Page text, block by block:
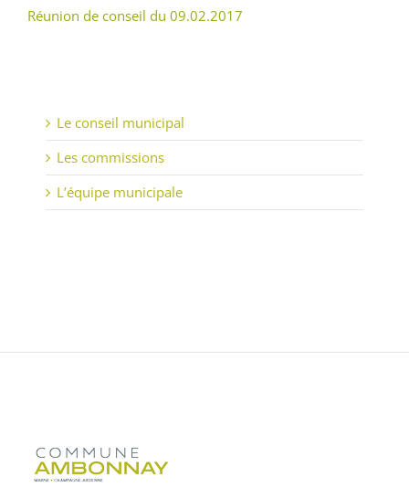
Réunion de conseil du 09.02.2017
Le conseil municipal
Les commissions
L’équipe municipale